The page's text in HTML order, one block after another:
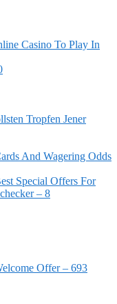
Casino To Play In
Tropfen Jener
And Wagering Odds
Special Offers For
– 8
Offer – 693